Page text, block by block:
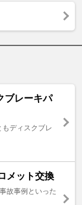
レーキパ
ディスクブレ
メット交換
故事例といった